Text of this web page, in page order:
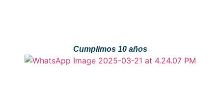
Cumplimos 10 años